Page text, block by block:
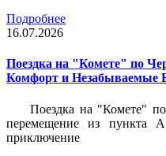
Подробнее
16.07.2026
Поездка на "Комете" по
Комфорт и Незабываемые
Поездка на "Комете"
перемещение из пункта
приключение